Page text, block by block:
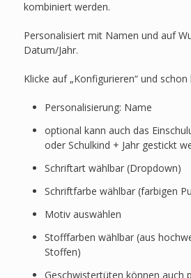
kombiniert werden.
Personalisiert mit Namen und auf
Datum/Jahr.
Klicke auf „Konfigurieren“ und
Personalisierung: Name
optional kann auch das
oder Schulkind + Jahr gestickt
Schriftart wählbar (Dropdown)
Schriftfarbe wählbar (farbigen
Motiv auswählen
Stofffarben wählbar (aus
Stoffen)
Geschwistertüten können auch